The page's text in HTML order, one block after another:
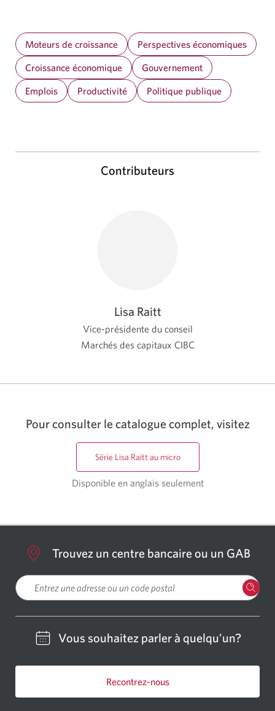
Moteurs de croissance
Perspectives économiques
Croissance économique
Gouvernement
Emplois
Productivité Politique publique
Contributeurs
Lisa Raitt
Vice-présidente du conseil
Marchés des capitaux CIBC
Pour consulter le catalogue complet, visitez
Série Lisa Raitt au micro
Disponible en anglais seulement
Trouvez un centre bancaire ou un GAB
Vous souhaitez parler à quelqu’un?
Recontrez-nous